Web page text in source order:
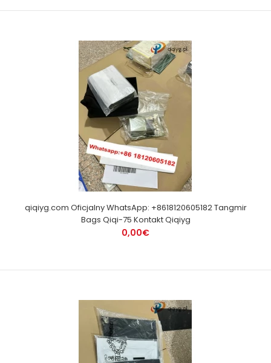
qiqiyg.com Oficjalny WhatsApp: +8618120605182 Tangmir
Bags Qiqi-75 Kontakt Qiqiyg
0,00€